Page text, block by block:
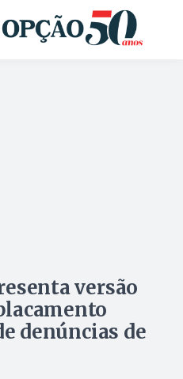
versão
denúncias de